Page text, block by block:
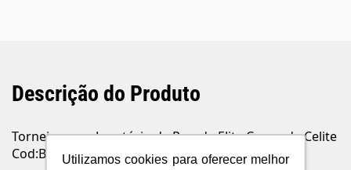
Utilizamos cookies para oferecer melhor
Descrição do Produto
Torneira para Lavatório de Parede Elite Cromada Celite
Cod:B5003C8CRB